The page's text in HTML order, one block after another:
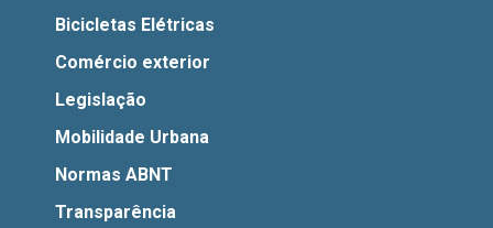
Bicicletas Elétricas
Comércio exterior
Legislação
Mobilidade Urbana
Normas ABNT
Transparência